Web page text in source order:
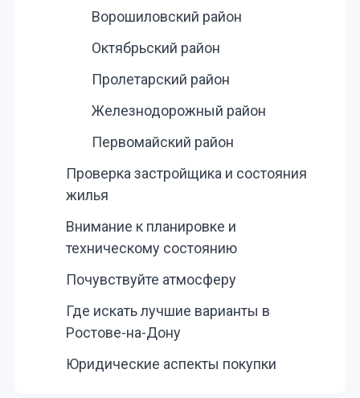
Ворошиловский район
Октябрьский район
Пролетарский район
Железнодорожный район
Первомайский район
Проверка застройщика и состояния
жилья
Внимание к планировке и
техническому состоянию
Почувствуйте атмосферу
Где искать лучшие варианты в
Ростове-на-Дону
Юридические аспекты покупки